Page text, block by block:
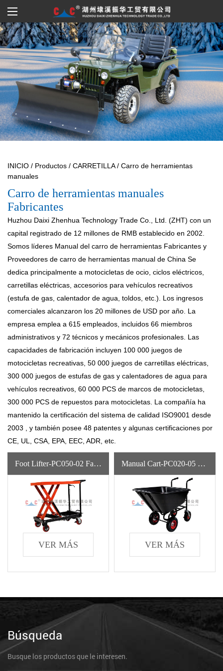
INICIO / Productos / CARRETILLA/ Carro de herramientas
manuales
Carro de herramientas manuales
Fabricantes
Huzhou Daixi Zhenhua Technology Trade Co., Ltd. (ZHT) con un
capital registrado de 12 millones de RMB establecido en 2002.
Somos líderes Manual del carro de herramientas Fabricantes y
Proveedores de carro de herramientas manual de China Se
dedica principalmente a motocicletas de ocio, ciclos eléctricos,
carretillas eléctricas, accesorios para vehículos recreativos
(estufa de gas, calentador de agua, toldos, etc.). Los ingresos
comerciales alcanzaron los 20 millones de USD por año. La
empresa emplea a 615 empleados, incluidos 66 miembros
administrativos y 72 técnicos y mecánicos profesionales. Las
capacidades de fabricación incluyen 100 000 juegos de
motocicletas recreativas, 50 000 juegos de carretillas eléctricas,
300 000 juegos de estufas de gas y calentadores de agua para
vehículos recreativos, 60 000 PCS de marcos de motocicletas,
300 000 PCS de repuestos para motocicletas. La compañía ha
mantenido la certificación del sistema de calidad ISO9001 desde
2003 , y también posee 48 patentes y algunas certificaciones por
CE, UL, CSA, EPA, EEC, ADR, etc.
Foot Lifter-PC050-02 Fabricante De Carretillas De Acero Para Agricultura Con Tecnología De Gama Alta
VER MÁS
Manual Cart-PC020-05 Carretilla De Metal Para Granja De Acero De Conveniencia Para Agricultura De Carretilla Con Orugas
VER MÁS
Búsqueda
Busque los productos que le interesen.